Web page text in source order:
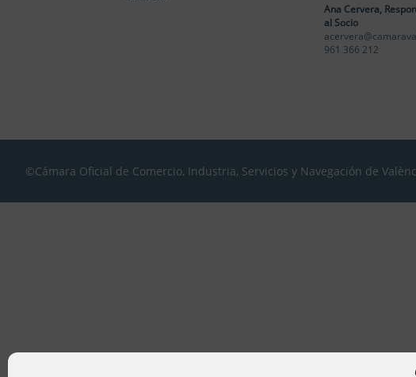
Ana Cervera,
al Socio
961 366 212
©Cámara Oficial de Comercio, Industria, Servicios y Navegación de